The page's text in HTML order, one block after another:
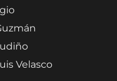
Velasco